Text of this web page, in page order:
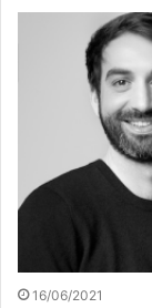
16/06/2021